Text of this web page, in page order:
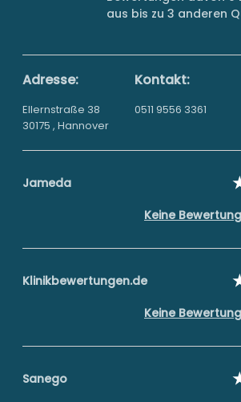
aus bis zu 3 anderen
Adresse:
Ellernstraße 38
30175 , Hannover
Kontakt:
0511 9556 3361
Jameda
Keine
Klinikbewertungen.de
Keine
Sanego